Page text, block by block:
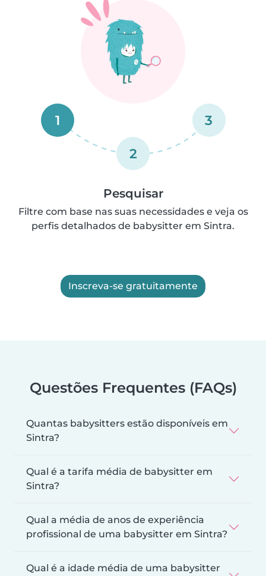
1
2
3
Pesquisar
Filtre com base nas suas necessidades e veja os
perfis detalhados de babysitter em Sintra.
Inscreva-se gratuitamente
Questões Frequentes (FAQs)
Quantas babysitters estão disponíveis em
Sintra?
Qual é a tarifa média de babysitter em
Sintra?
Qual a média de anos de experiência
profissional de uma babysitter em Sintra?
Qual é a idade média de uma babysitter